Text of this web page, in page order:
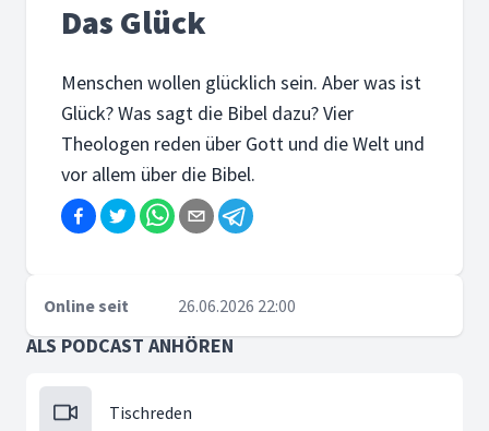
Das Glück
Menschen wollen glücklich sein. Aber was ist
Glück? Was sagt die Bibel dazu? Vier
Theologen reden über Gott und die Welt und
vor allem über die Bibel.
Online seit 26.06.2026 22:00
ALS PODCAST ANHÖREN
Tischreden